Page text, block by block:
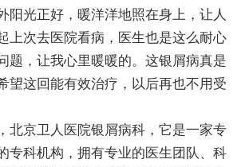
阳光正好，暖洋洋地照在身上，让人
上次去医院看病，医生也是这么耐心
题，让我心里暖暖的。这银屑病真是
望这回能有效治疗，以后再也不用受
北京卫人医院银屑病科，它是一家专
专科机构，拥有专业的医生团队、科